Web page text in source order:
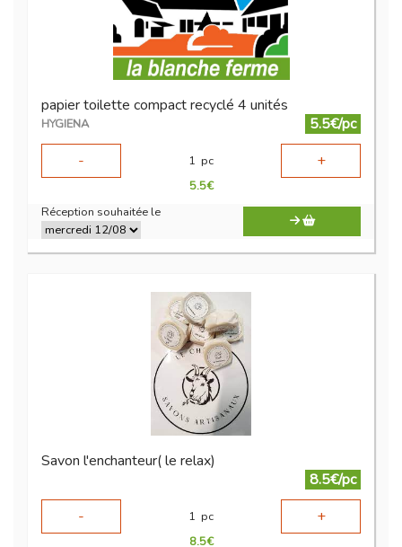
papier toilette compact recyclé 4 unités
HYGIENA
5.5€/pc
-
1 pc +
5.5€
Réception souhaitée le
Savon l'enchanteur( le relax)
8.5€/pc
-
1 pc +
8.5€